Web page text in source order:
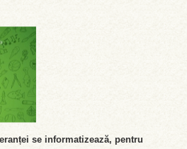
se informatizează, pentru